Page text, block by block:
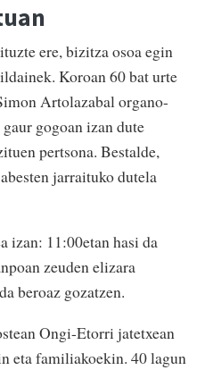
ere, bizitza osoa egin
Koroan 60 bat urte
Artolazabal organo-
gogoan izan dute
pertsona. Bestalde,
jarraituko dutela
izan: 11:00etan hasi da
zeuden elizara
beroaz gozatzen.
Ongi-Etorri jatetxean
eta familiakoekin. 40 lagun